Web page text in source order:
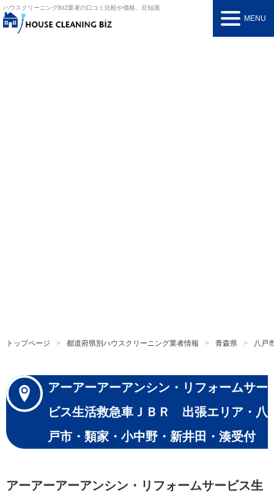
ハウスクリーニングBIZ業者の口コミ比較や価格、豆知識
MENU
トップページ 都道府県別ハウスクリーニング業者情報 青森県 八戸
アーアーアーアンシン・リフォームサー
ビス生活救急車ＪＢＲ 出張エリア・八
戸市・類家・小中野・新井田・湊受付
アーアーアーアンシン・リフォームサービス生